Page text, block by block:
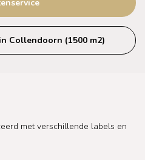
Collendoorn (1500 m2)
met verschillende labels en